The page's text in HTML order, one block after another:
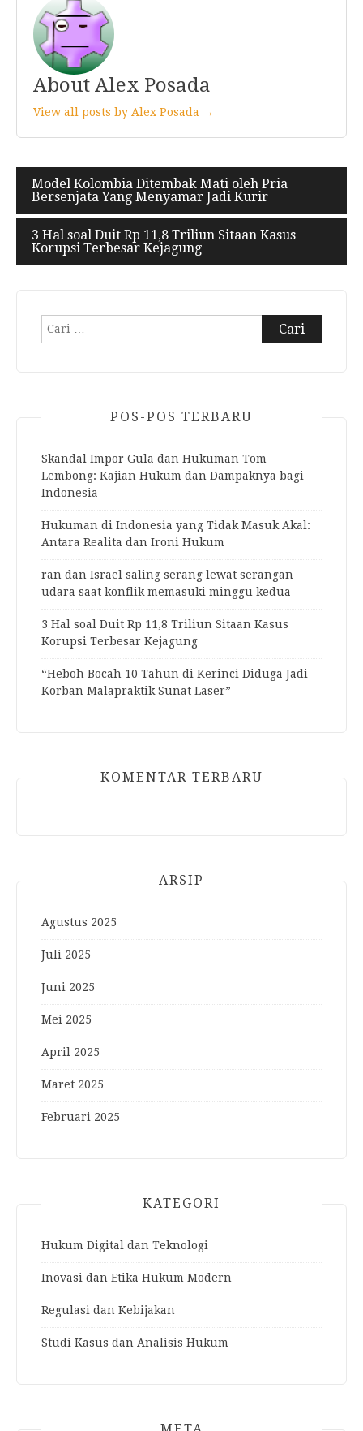
About Alex Posada
View all posts by Alex Posada →
Navigasi
pos
Model Kolombia Ditembak Mati oleh Pria
Bersenjata Yang Menyamar Jadi Kurir
3 Hal soal Duit Rp 11,8 Triliun Sitaan Kasus
Korupsi Terbesar Kejagung
Cari
POS-POS TERBARU
Skandal Impor Gula dan Hukuman Tom
Lembong: Kajian Hukum dan Dampaknya bagi
Indonesia
Hukuman di Indonesia yang Tidak Masuk Akal:
Antara Realita dan Ironi Hukum
ran dan Israel saling serang lewat serangan
udara saat konflik memasuki minggu kedua
3 Hal soal Duit Rp 11,8 Triliun Sitaan Kasus
Korupsi Terbesar Kejagung
“Heboh Bocah 10 Tahun di Kerinci Diduga Jadi
Korban Malapraktik Sunat Laser”
KOMENTAR TERBARU
ARSIP
Agustus 2025
Juli 2025
Juni 2025
Mei 2025
April 2025
Maret 2025
Februari 2025
KATEGORI
Hukum Digital dan Teknologi
Inovasi dan Etika Hukum Modern
Regulasi dan Kebijakan
Studi Kasus dan Analisis Hukum